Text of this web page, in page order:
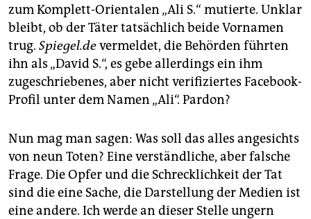
zum Komplett-Orientalen „Ali S.“ mutierte. Unklar
bleibt, ob der Täter tatsächlich beide Vornamen
trug. Spiegel.devermeldet, die Behörden führten
ihn als „David S.“, es gebe allerdings ein ihm
zugeschriebenes, aber nicht verifiziertes Face­book-
Profil unter dem Namen „Ali“. Pardon?
Nun mag man sagen: Was soll das alles angesichts
von neun Toten? Eine verständliche, aber falsche
Frage. Die Opfer und die Schrecklichkeit der Tat
sind die eine Sache, die Darstellung der Medien ist
eine andere. Ich werde an dieser Stelle ungern